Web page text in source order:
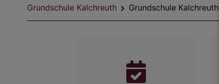
Grundschule Kalchreuth Grundschule Kalchreuth